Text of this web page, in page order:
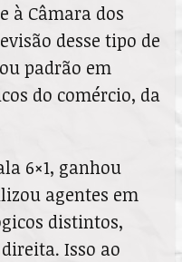
à Câmara dos
desse tipo de
padrão em
do comércio, da
6×1, ganhou
agentes em
distintos,
Isso ao